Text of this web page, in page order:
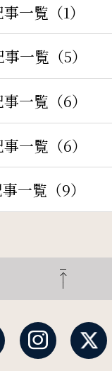
リー
ム「One Harmony」
ご宿泊日を検索
- チェックアウト日
一覧（1）
一覧（5）
一覧（6）
一覧（6）
一覧（9）